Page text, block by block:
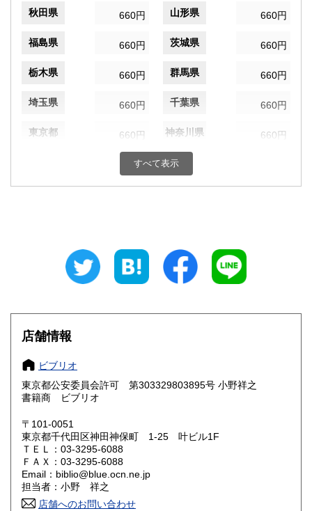
秋田県 660円 山形県 660円
福島県 660円 茨城県 660円
栃木県 660円 群馬県 660円
埼玉県 660円 千葉県 660円
東京都 660円 神奈川県 660円
660円 富山県
静岡県
660円 三重県
滋賀県 660円 京都府 660円
大阪府
奈良県
鳥取県
岡山県 660円 広島県
山口県 660円
香川県
すべて表示
店舗情報
ビブリオ
東京都公安委員会許可 第303329803895号 小野祥之
書籍商 ビブリオ
〒101-0051
東京都千代田区神田神保町 1-25 叶ビル1F
ＴＥＬ：03-3295-6088
ＦＡＸ：03-3295-6088
Email：biblio@blue.ocn.ne.jp
担当者：小野 祥之
店舗へのお問い合わせ